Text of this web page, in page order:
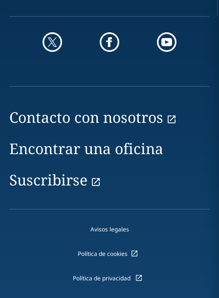
Contacto con nosotros
Encontrar una oficina
Suscribirse
Avisos legales
Política de cookies
Política de privacidad